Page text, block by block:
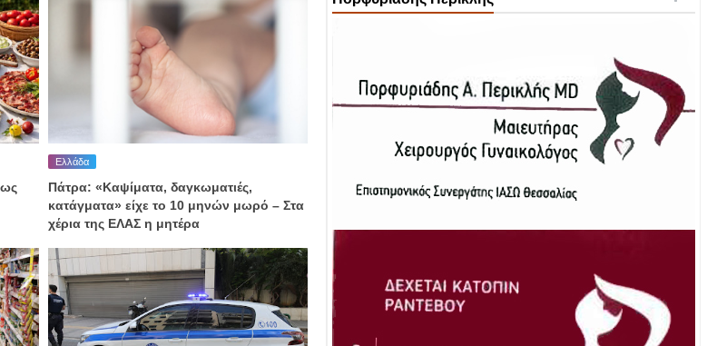
Ελλάδα
Πάτρα: «Καψίματα, δαγκωματιές,
κατάγματα» είχε το 10 μηνών μωρό – Στα
χέρια της ΕΛΑΣ η μητέρα